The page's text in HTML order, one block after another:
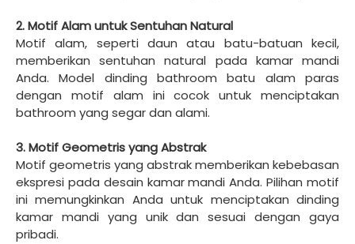
2. Motif Alam untuk Sentuhan Natural
Motif alam, seperti daun atau batu-batuan kecil,
memberikan sentuhan natural pada kamar mandi
Anda. Model dinding bathroom batu alam paras
dengan motif alam ini cocok untuk menciptakan
bathroom yang segar dan alami.
3. Motif Geometris yang Abstrak
Motif geometris yang abstrak memberikan kebebasan
ekspresi pada desain kamar mandi Anda. Pilihan motif
ini memungkinkan Anda untuk menciptakan dinding
kamar mandi yang unik dan sesuai dengan gaya
pribadi.